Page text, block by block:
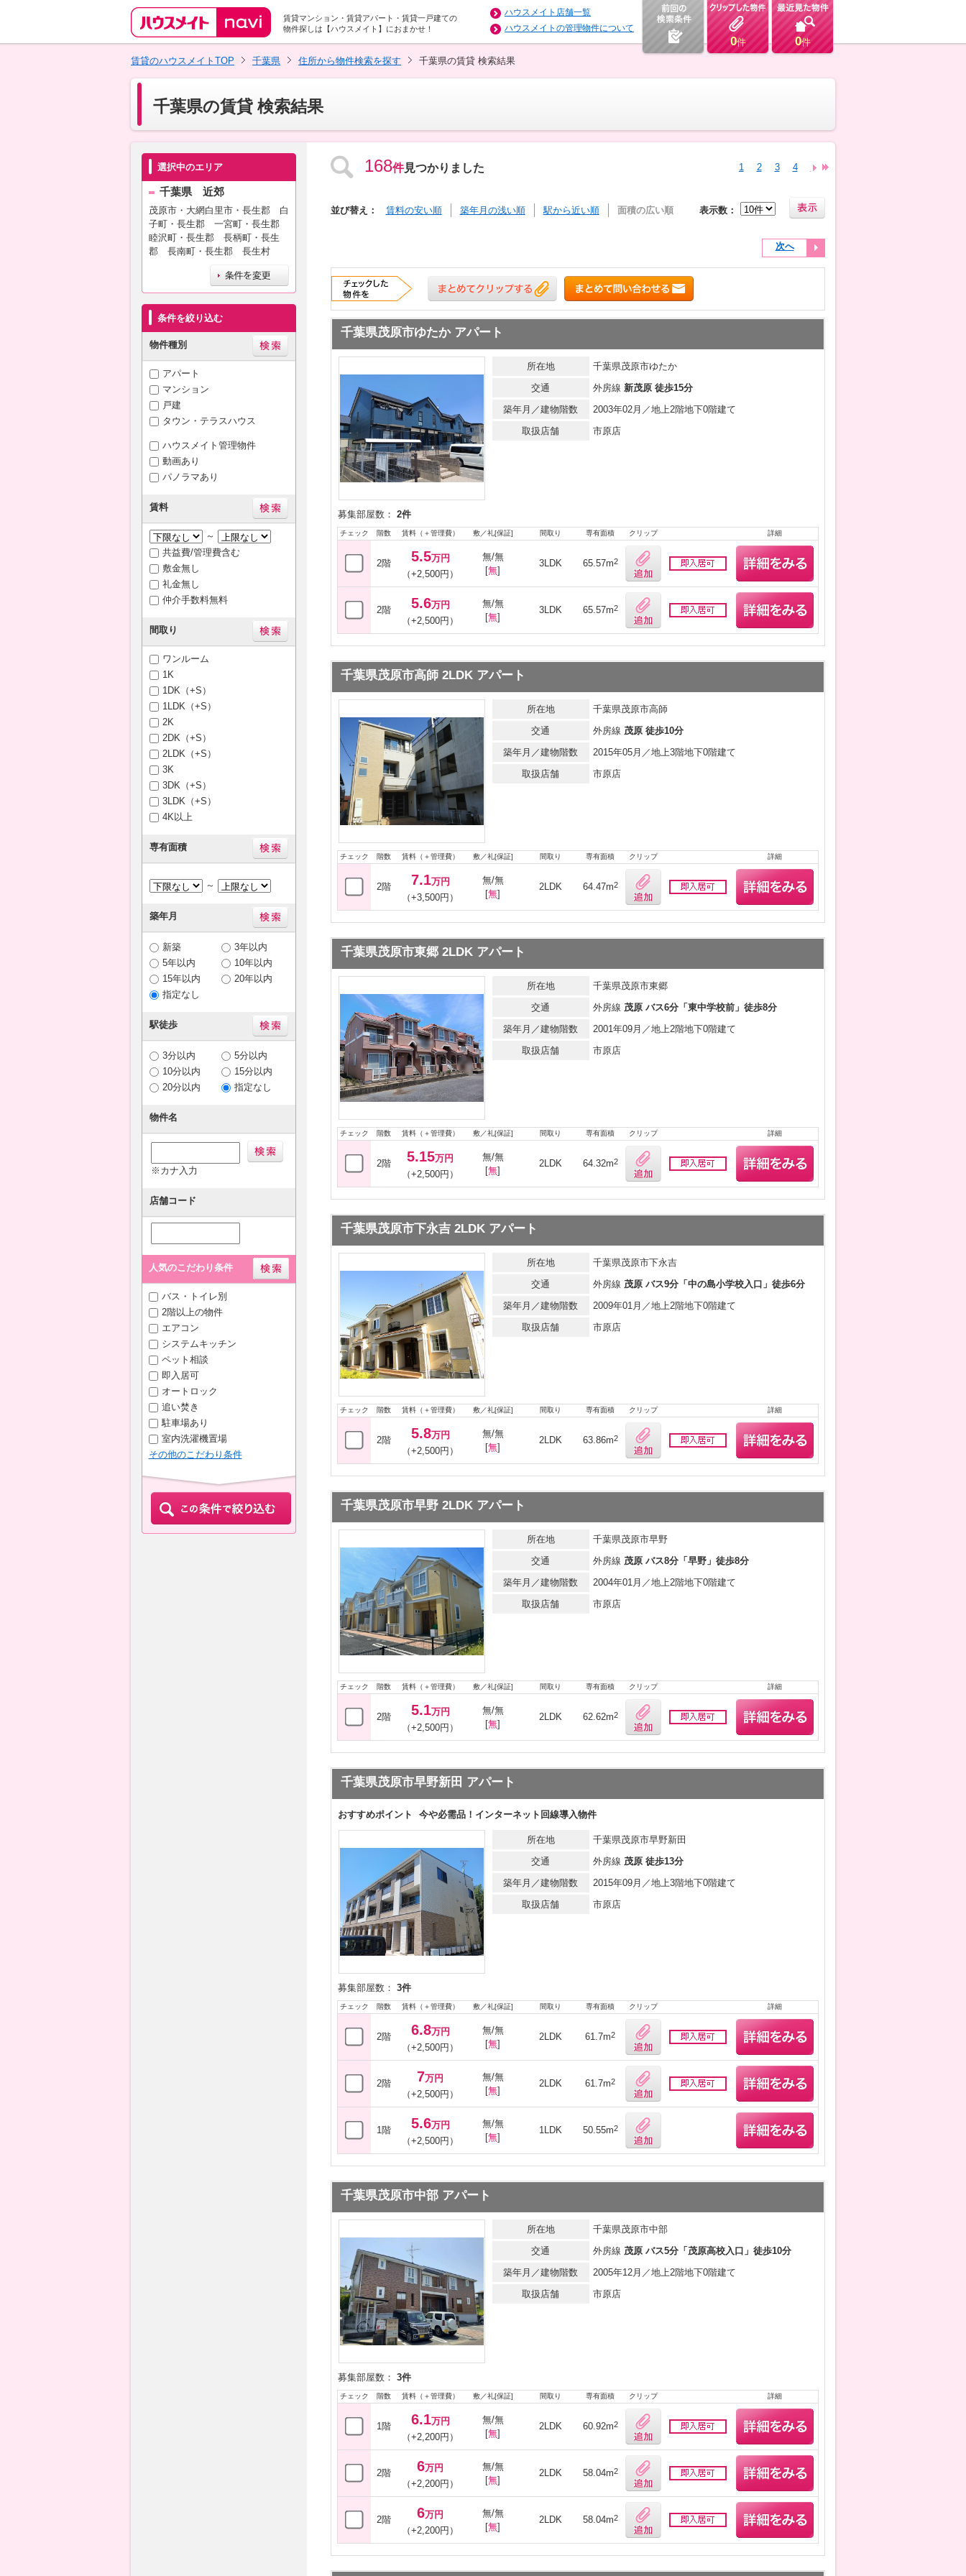
賃貸マンション・賃貸アパート・賃貸一戸建ての
物件探しは【ハウスメイト】におまかせ！
ハウスメイト店舗一覧
ハウスメイトの管理物件について
0件 0件
賃貸のハウスメイトTOP
千葉県 住所から物件検索を探す 千葉県の賃貸 検索結果
千葉県の賃貸 検索結果
選択中のエリア
千葉県 近郊
茂原市・大網白里市・長生郡 白
子町・長生郡 一宮町・長生郡
睦沢町・長生郡 長柄町・長生
郡 長南町・長生郡 長生村
条件を絞り込む
物件種別
アパート
マンション
戸建
タウン・テラスハウス
ハウスメイト管理物件
動画あり
パノラマあり
賃料
～
共益費/管理費含む
敷金無し
礼金無し
仲介手数料無料
間取り
ワンルーム
1K
1DK（+S）
1LDK（+S）
2K
2DK（+S）
2LDK（+S）
3K
3DK（+S）
3LDK（+S）
4K以上
専有面積
～
築年月
新築
3年以内
5年以内
10年以内
15年以内
20年以内
指定なし
駅徒歩
3分以内
5分以内
10分以内
15分以内
20分以内
指定なし
物件名
※カナ入力
店舗コード
人気のこだわり条件
バス・トイレ別
2階以上の物件
エアコン
システムキッチン
ペット相談
即入居可
オートロック
追い焚き
駐車場あり
室内洗濯機置場
その他のこだわり条件
168件見つかりました 1 2 3 4 5 6
並び替え： 賃料の安い順 築年月の浅い順 駅から近い順 面積の広い順 表示数：
次へ
千葉県茂原市ゆたか アパート
所在地
千葉県茂原市ゆたか
交通
外房線 新茂原 徒歩15分
築年月／建物階数
2003年02月／地上2階地下0階建て
取扱店舗
市原店
募集部屋数： 2件
チェック 階数 賃料（＋管理費） 敷／礼[保証] 間取り 専有面積 クリップ 詳細
2階 5.5万円
（+2,500円）
無/無
[無]
3LDK 65.57m2
2階 5.6万円
（+2,500円）
無/無
[無]
3LDK 65.57m2
千葉県茂原市高師 2LDK アパート
所在地
千葉県茂原市高師
交通
外房線 茂原 徒歩10分
築年月／建物階数
2015年05月／地上3階地下0階建て
取扱店舗
市原店
チェック 階数 賃料（＋管理費） 敷／礼[保証] 間取り 専有面積 クリップ 詳細
2階 7.1万円
（+3,500円）
無/無
[無]
2LDK 64.47m2
千葉県茂原市東郷 2LDK アパート
所在地
千葉県茂原市東郷
交通
外房線 茂原 バス6分「東中学校前」徒歩8分
築年月／建物階数
2001年09月／地上2階地下0階建て
取扱店舗
市原店
チェック 階数 賃料（＋管理費） 敷／礼[保証] 間取り 専有面積 クリップ 詳細
2階 5.15万円
（+2,500円）
無/無
[無]
2LDK 64.32m2
千葉県茂原市下永吉 2LDK アパート
所在地
千葉県茂原市下永吉
交通
外房線 茂原 バス9分「中の島小学校入口」徒歩6分
築年月／建物階数
2009年01月／地上2階地下0階建て
取扱店舗
市原店
チェック 階数 賃料（＋管理費） 敷／礼[保証] 間取り 専有面積 クリップ 詳細
2階 5.8万円
（+2,500円）
無/無
[無]
2LDK 63.86m2
千葉県茂原市早野 2LDK アパート
所在地
千葉県茂原市早野
交通
外房線 茂原 バス8分「早野」徒歩8分
築年月／建物階数
2004年01月／地上2階地下0階建て
取扱店舗
市原店
チェック 階数 賃料（＋管理費） 敷／礼[保証] 間取り 専有面積 クリップ 詳細
2階 5.1万円
（+2,500円）
無/無
[無]
2LDK 62.62m2
千葉県茂原市早野新田 アパート
おすすめポイント 今や必需品！インターネット回線導入物件
所在地
千葉県茂原市早野新田
交通
外房線 茂原 徒歩13分
築年月／建物階数
2015年09月／地上3階地下0階建て
取扱店舗
市原店
募集部屋数： 3件
チェック 階数 賃料（＋管理費） 敷／礼[保証] 間取り 専有面積 クリップ 詳細
2階 6.8万円
（+2,500円）
無/無
[無]
2LDK 61.7m2
2階 7万円
（+2,500円）
無/無
[無]
2LDK 61.7m2
1階 5.6万円
（+2,500円）
無/無
[無]
1LDK 50.55m2
千葉県茂原市中部 アパート
所在地
千葉県茂原市中部
交通
外房線 茂原 バス5分「茂原高校入口」徒歩10分
築年月／建物階数
2005年12月／地上2階地下0階建て
取扱店舗
市原店
募集部屋数： 3件
チェック 階数 賃料（＋管理費） 敷／礼[保証] 間取り 専有面積 クリップ 詳細
1階 6.1万円
（+2,200円）
無/無
[無]
2LDK 60.92m2
2階 6万円
（+2,200円）
無/無
[無]
2LDK 58.04m2
2階 6万円
（+2,200円）
無/無
[無]
2LDK 58.04m2